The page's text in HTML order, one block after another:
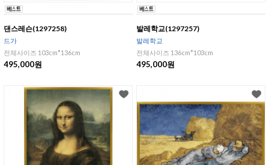
댄스레슨(1297258)
드가
전체사이즈 103cm*136cm
495,000원
발레학교(1297257)
발레학교
전체사이즈 136cm*103cm
495,000원